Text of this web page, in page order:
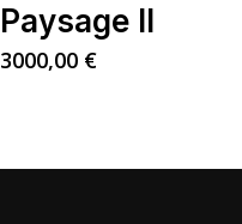
Paysage II
3000,00 €